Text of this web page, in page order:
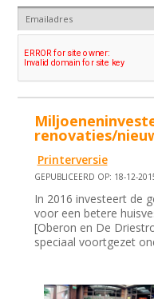
renovaties/
Printerversie
GEPUBLICEERD OP: 18-12-
In 2016 investeert de
voor een betere
[Oberon en De
speciaal voortgezet